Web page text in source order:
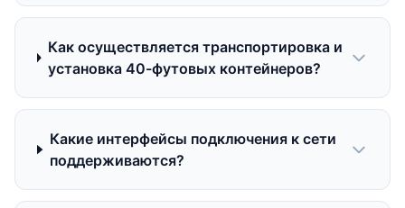
Как осуществляется транспортировка и
установка 40-футовых контейнеров?
Какие интерфейсы подключения к сети
поддерживаются?